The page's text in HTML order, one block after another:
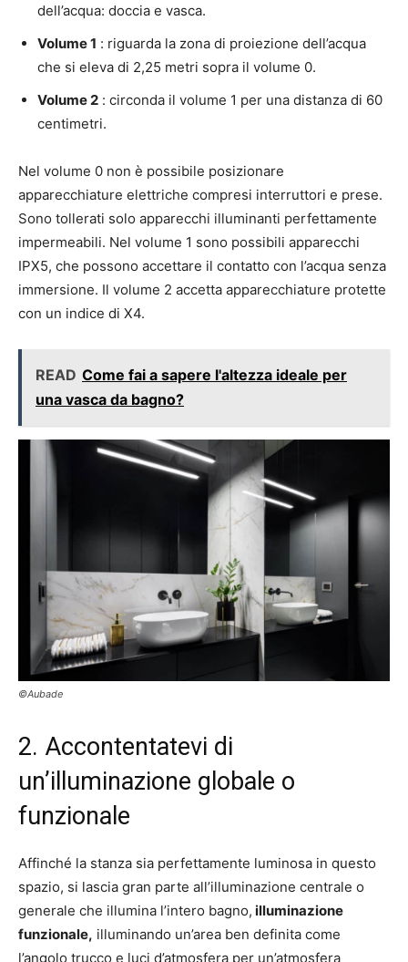
dell’acqua: doccia e vasca.
Volume 1 : riguarda la zona di proiezione dell’acqua
che si eleva di 2,25 metri sopra il volume 0.
Volume 2 : circonda il volume 1 per una distanza di 60
centimetri.
Nel volume 0 non è possibile posizionare
apparecchiature elettriche compresi interruttori e prese.
Sono tollerati solo apparecchi illuminanti perfettamente
impermeabili. Nel volume 1 sono possibili apparecchi
IPX5, che possono accettare il contatto con l’acqua senza
immersione. Il volume 2 accetta apparecchiature protette
con un indice di X4.
READ Come fai a sapere l'altezza ideale per
una vasca da bagno?
©Aubade
2. Accontentatevi di
un’illuminazione globale o
funzionale
Affinché la stanza sia perfettamente luminosa in questo
spazio, si lascia gran parte all’illuminazione centrale o
generale che illumina l’intero bagno, illuminazione
funzionale, illuminando un’area ben definita come
l’angolo trucco e luci d’atmosfera per un’atmosfera